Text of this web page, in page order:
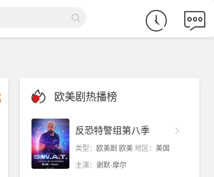
欧美剧热播榜
反恐特警组第八季
类型： 欧美剧 欧美地区： 美国
主演： 谢默·摩尔